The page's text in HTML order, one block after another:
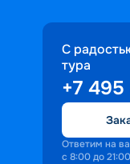
С
тура
+7
Ответим на
с 8:00 до